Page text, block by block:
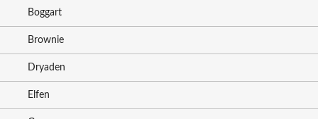
Boggart
Brownie
Dryaden
Elfen